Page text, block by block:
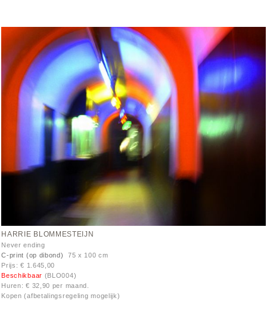
HARRIE BLOMMESTEIJN
Never ending
C-print (op dibond)
75 x 100 cm
Prijs: € 1.645,00
Beschikbaar (BLO004)
Huren: € 32,90 per maand.
Kopen (afbetalingsregeling mogelijk)